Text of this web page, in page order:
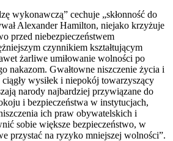
wykonawczą” cechuje „skłonność do
Alexander Hamilton, niejako krzyżuje
przed niebezpieczeństwem
czynnikiem kształtującym
żarliwe umiłowanie wolności po
nakazom. Gwałtowne niszczenie życia i
wysiłek i niepokój towarzyszący
narody najbardziej przywiązane do
i bezpieczeństwa w instytucjach,
ich praw obywatelskich i
sobie większe bezpieczeństwo, w
przystać na ryzyko mniejszej wolności”.